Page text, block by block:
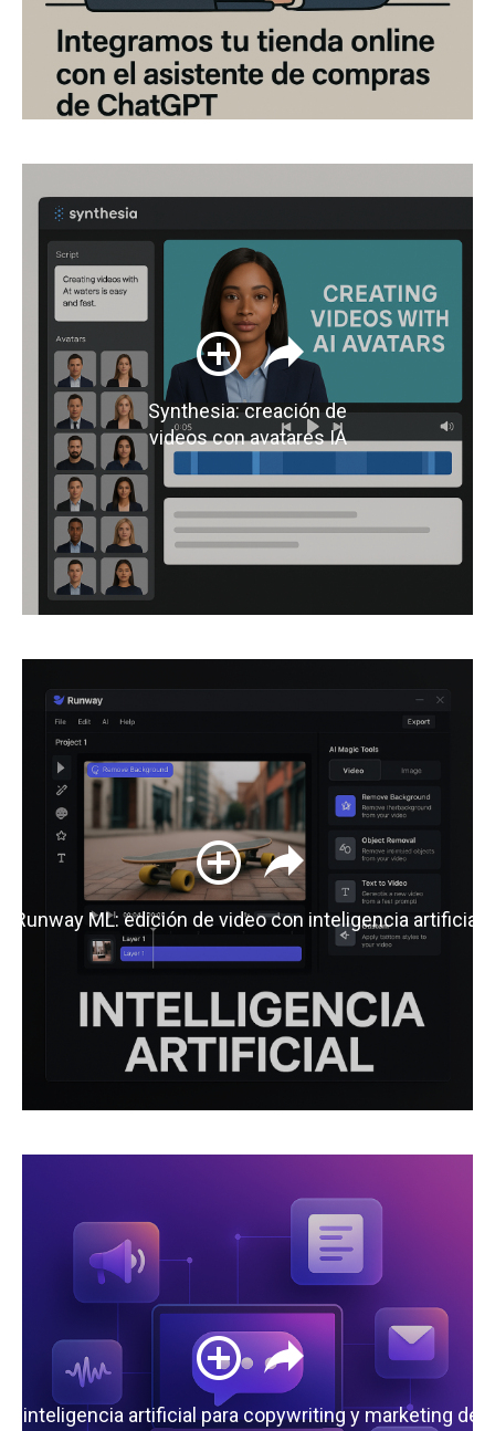
Synthesia: creación de
videos con avatares IA
Runway ML: edición de video con inteligencia artificial
la inteligencia artificial para copywriting y marketing de